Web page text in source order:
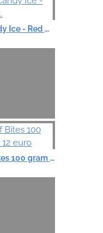
Blue Tree Candy Ice - Red Berry 6st.
Boxby Beef Bites 100 gram - 4 voor 12 euro